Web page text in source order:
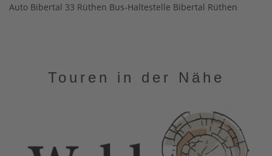
Auto Bibertal 33 Rüthen Bus-Haltestelle Bibertal Rüthen
Touren in der Nähe